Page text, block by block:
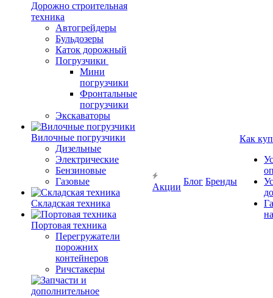
Дорожно строительная
техника
Автогрейдеры
Бульдозеры
Каток дорожный
Погрузчики
Мини
погрузчики
Фронтальные
погрузчики
Экскаваторы
Вилочные погрузчики
Дизельные
Электрические
Бензиновые
Газовые
Складская техника
Портовая техника
Перегружатели
порожних
контейнеров
Ричстакеры
Акции
Блог Бренды
Как